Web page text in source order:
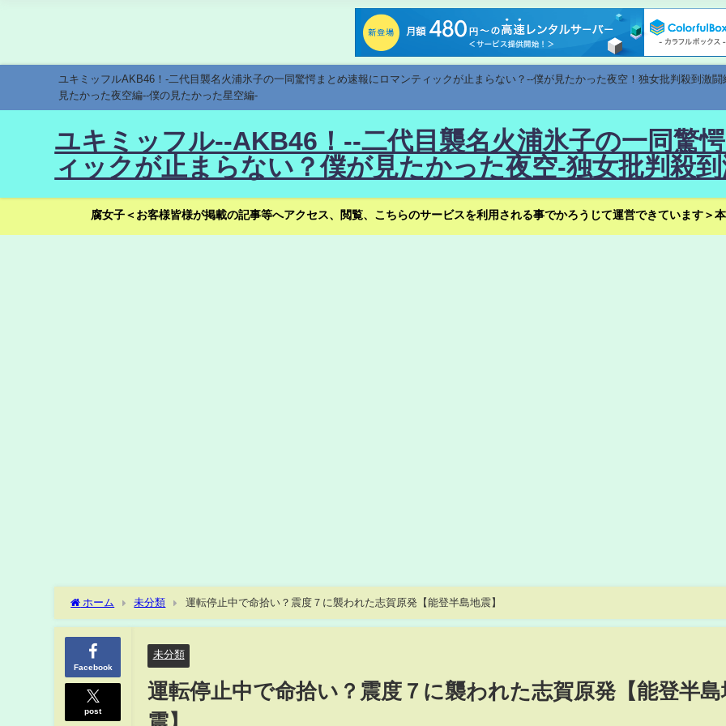
ユキミッフルAKB46！-二代目襲名火浦氷子の一同驚愕まとめ速報にロマンティックが止まらない？--僕が見たかった夜空！独女批判殺到激
見たかった夜空編--僕の見たかった星空編-
ユキミッフル--AKB46！--二代目襲名火浦氷子の一同驚
ィックが止まらない？僕が見たかった夜空-独女批判殺
腐女子＜お客様皆様が掲載の記事等へアクセス、閲覧、こちらのサービスを利用される事でかろうじて運営できています＞
ホーム 未分類 運転停止中で命拾い？震度７に襲われた志賀原発【能登半島地震】
Facebook
post
未分類
運転停止中で命拾い？震度７に襲われた志賀原発【能登半島
震】